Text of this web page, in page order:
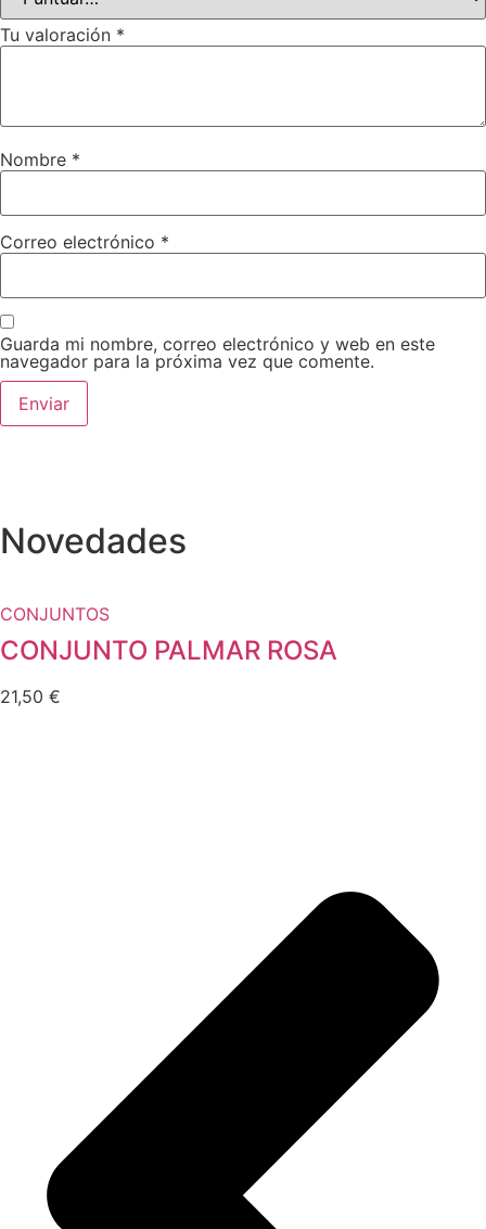
Tu valoración *
Nombre *
Correo electrónico *
Guarda mi nombre, correo electrónico y web en este
navegador para la próxima vez que comente.
Novedades
CONJUNTOS
CONJUNTO PALMAR ROSA
21,50 €